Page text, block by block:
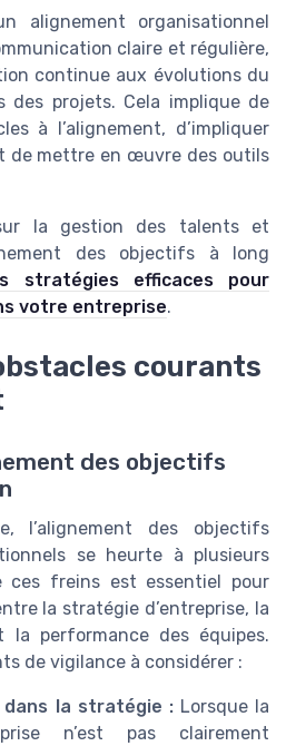
alignement organisationnel
claire et régulière,
continue aux évolutions du
des projets. Cela implique de
à l’alignement, d’impliquer
de mettre en œuvre des outils
la gestion des talents et
des objectifs à long
stratégies efficaces pour
votre entreprise.
courants
des objectifs
l’alignement des objectifs
se heurte à plusieurs
ces freins est essentiel pour
la stratégie d’entreprise, la
performance des équipes.
de vigilance à considérer :
dans la stratégie :Lorsque la
n’est pas clairement